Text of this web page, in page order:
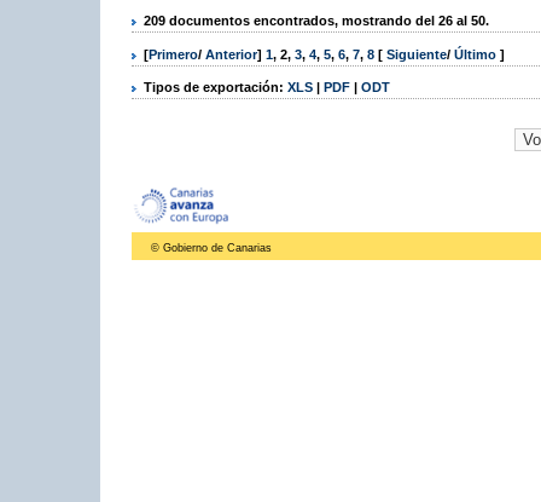
209 documentos encontrados, mostrando del 26 al 50.
[Primero/ Anterior] 1, 2, 3, 4, 5, 6, 7, 8 [ Siguiente/ Último ]
Tipos de exportación: XLS | PDF | ODT
© Gobierno de Canarias